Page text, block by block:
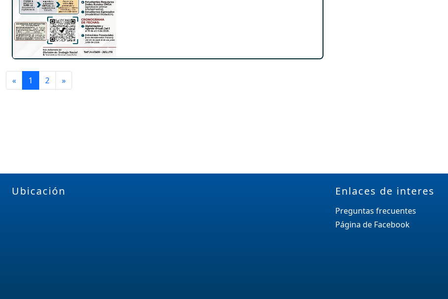
« 1 2 »
Ubicación Enlaces de interes
Preguntas frecuentes
Página de Facebook